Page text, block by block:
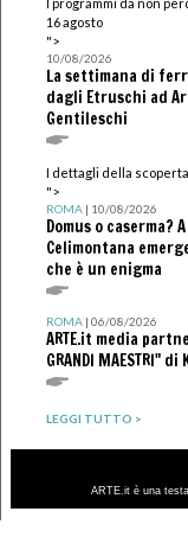
16 agosto
">
10/08/2026
La settimana di
dagli Etruschi ad
Gentileschi
I dettagli della scoperta
">
ROMA| 10/08/2026
Domus o caserma?
Celimontana
che è un enigma
ROMA| 06/08/2026
ARTE.it media
GRANDI MAESTRI" di
LEGGI TUTTO >
ARTE.it è una